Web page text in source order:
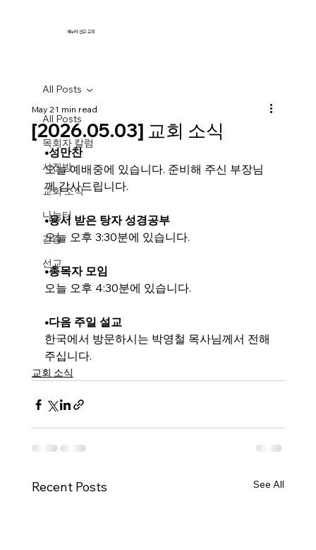
새누리 선교 교회
All Posts
목회자 칼럼
사진방
교회 소식
나눔터
간증
선교
All Posts
[2026.05.03] 교회 소식
May 21 min read
•성만찬
오늘 예배중에 있습니다. 준비해 주신 부장님
께 감사드립니다.
•용서 받은 탕자 성경공부
오늘 오후 3:30분에 있습니다.
•총목자 모임
오늘 오후 4:30분에 있습니다.
•다음 주일 설교
한국에서 방문하시는 박영철 목사님께서 전해
주십니다.
교회 소식
Recent Posts See All